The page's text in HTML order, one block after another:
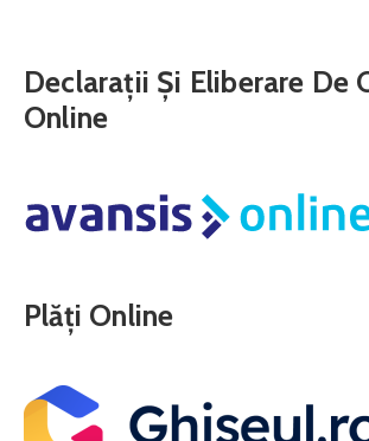
Declarații Și Eliberare De
Online
Plăți Online